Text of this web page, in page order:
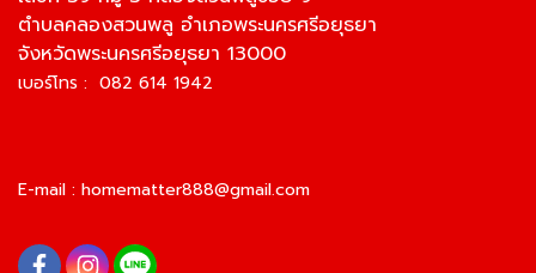
ตำบลคลองสวนพลู อำเภอพระนครศรีอยุธยา
จังหวัดพระนครศรีอยุธยา 13000
เบอร์โทร : 082 614 1942
E-mail : homematter888@gmail.com